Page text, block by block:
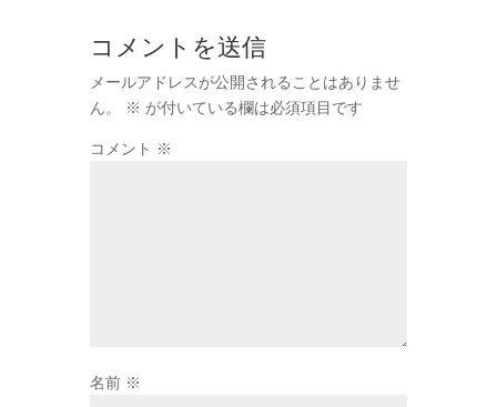
コメントを送信
メールアドレスが公開されることはありませ
ん。
※ が付いている欄は必須項目です
コメント ※
名前 ※